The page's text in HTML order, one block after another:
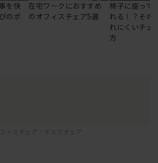
を快
のポ
在宅ワークにおすすめ
のオフィスチェア5選
椅子に座って
れる！？その
れにくいチェ
方
ィスチェア・デスクチェア